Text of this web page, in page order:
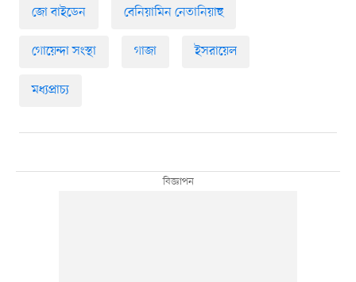
জো বাইডেন বেনিয়ামিন নেতানিয়াহু
গোয়েন্দা সংস্থা গাজা ইসরায়েল
মধ্যপ্রাচ্য